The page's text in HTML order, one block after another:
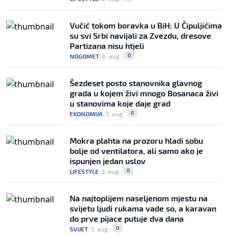
Vučić tokom boravka u BiH: U Čipuljićima
su svi Srbi navijali za Zvezdu, dresove
Partizana nisu htjeli
NOGOMET| 6. aug. | 0
Šezdeset posto stanovnika glavnog
grada u kojem živi mnogo Bosanaca živi
u stanovima koje daje grad
EKONOMIJA| 5. aug. | 0
Mokra plahta na prozoru hladi sobu
bolje od ventilatora, ali samo ako je
ispunjen jedan uslov
LIFESTYLE| 5. aug. | 0
Na najtoplijem naseljenom mjestu na
svijetu ljudi rukama vade so, a karavan
do prve pijace putuje dva dana
SVIJET| 5. aug. | 0